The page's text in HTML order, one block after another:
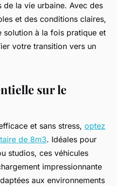
de la vie urbaine. Avec des
et des conditions claires,
solution à la fois pratique et
votre transition vers un
sur le
et sans stress, optez
de 8m3. Idéales pour
studios, ces véhicules
impressionnante
aux environnements